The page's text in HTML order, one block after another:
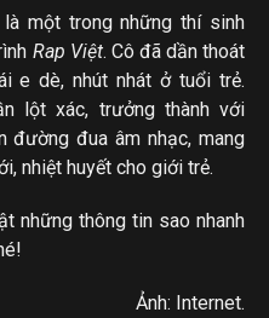
một trong những thí sinh
Rap Việt. Cô đã dần thoát
e dè, nhút nhát ở tuổi trẻ.
lột xác, trưởng thành với
đường đua âm nhạc, mang
nhiệt huyết cho giới trẻ.
những thông tin sao nhanh
Ảnh: Internet.